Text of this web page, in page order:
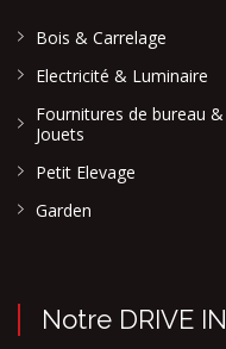
Bois & Carrelage
Electricité & Luminaire
Fournitures de bureau &
Jouets
Petit Elevage
Garden
Notre DRIVE IN